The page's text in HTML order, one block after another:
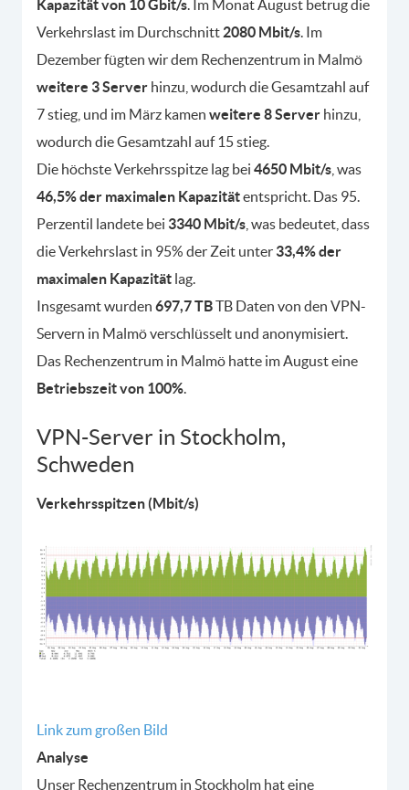
Kapazität von 10 Gbit/s. Im Monat August betrug die
Verkehrslast im Durchschnitt 2080 Mbit/s. Im
Dezember fügten wir dem Rechenzentrum in Malmö
weitere 3 Server hinzu, wodurch die Gesamtzahl auf
7 stieg, und im März kamen weitere 8 Server hinzu,
wodurch die Gesamtzahl auf 15 stieg.
Die höchste Verkehrsspitze lag bei 4650 Mbit/s , was
46,5% der maximalen Kapazitätentspricht. Das 95.
Perzentil landete bei 3340 Mbit/s , was bedeutet, dass
die Verkehrslast in 95% der Zeit unter 33,4% der
maximalen Kapazität lag.
Insgesamt wurden 697,7 TBTB Daten von den VPN-
Servern in Malmö verschlüsselt und anonymisiert.
Das Rechenzentrum in Malmö hatte im August eine
Betriebszeit von 100%.
VPN-Server in Stockholm,
Schweden
Verkehrsspitzen (Mbit/s)
Link zum großen Bild
Analyse
Unser Rechenzentrum in Stockholm hat eine